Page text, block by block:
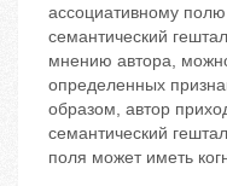
ассоциативному
семантический
мнению автора,
определенных
образом, автор
семантический
поля может иметь